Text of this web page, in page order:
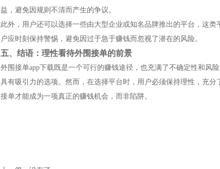
益，避免因规则不清而产生的争议。
此外，用户还可以选择一些由大型企业或知名品牌推出的平台，这
户应时刻保持警惕，避免因过于急于赚钱而忽视了潜在的风险。
五、结语：理性看待外围接单的前景
外围接单app下载既是一个可行的赚钱途径，也充满了不确定性和风
具有吸引力的选项。然而，在选择平台时，用户必须保持理性，充
接单才能成为一项真正的赚钱机会，而非陷阱。